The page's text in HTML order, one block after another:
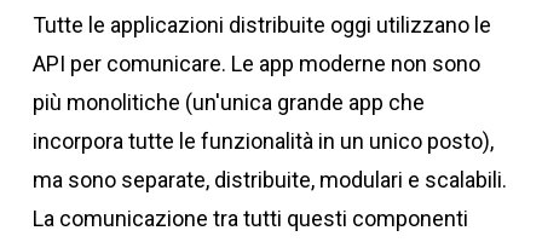
Tutte le applicazioni distribuite oggi utilizzano le
API per comunicare. Le app moderne non sono
più monolitiche (un'unica grande app che
incorpora tutte le funzionalità in un unico posto),
ma sono separate, distribuite, modulari e scalabili.
La comunicazione tra tutti questi componenti